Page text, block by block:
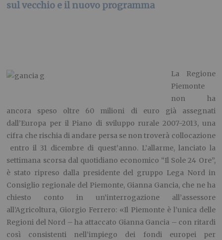
sul vecchio e il nuovo programma
La Regione
Piemonte
non ha
ancora speso oltre 60 milioni di euro già assegnati
dall’Europa per il Piano di sviluppo rurale 2007-2013, una
cifra che rischia di andare persa se non troverà collocazione
entro il 31 dicembre di quest’anno. L’allarme, lanciato la
settimana scorsa dal quotidiano economico “Il Sole 24 Ore”,
è stato ripreso dalla presidente del gruppo Lega Nord in
Consiglio regionale del Piemonte, Gianna Gancia, che ne ha
chiesto conto in un’interrogazione all’assessore
all’Agricoltura, Giorgio Ferrero: «Il Piemonte è l’unica delle
Regioni del Nord – ha attaccato Gianna Gancia – con ritardi
così consistenti nell’impiego dei fondi europei per